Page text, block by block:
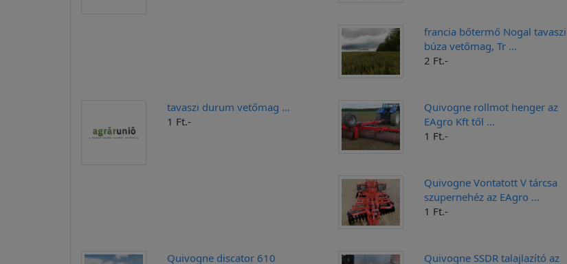
francia bőtermő Nogal tavaszi
búza vetőmag, Tr ...
2 Ft.-
tavaszi durum vetőmag ...
1 Ft.-
Quivogne rollmot henger az
EAgro Kft től ...
1 Ft.-
Quivogne Vontatott V tárcsa
szupernehéz az EAgro ...
1 Ft.-
Quivogne discator 610 Quivogne SSDR talajlazító az